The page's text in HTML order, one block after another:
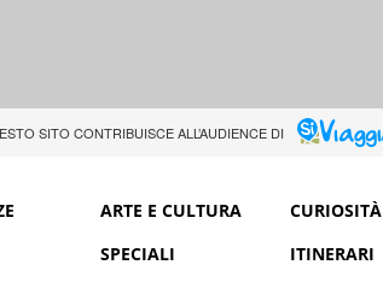
SITO CONTRIBUISCE ALL’AUDIENCE DI
ARTE E CULTURA CURIOSITÀ
SPECIALI ITINERARI